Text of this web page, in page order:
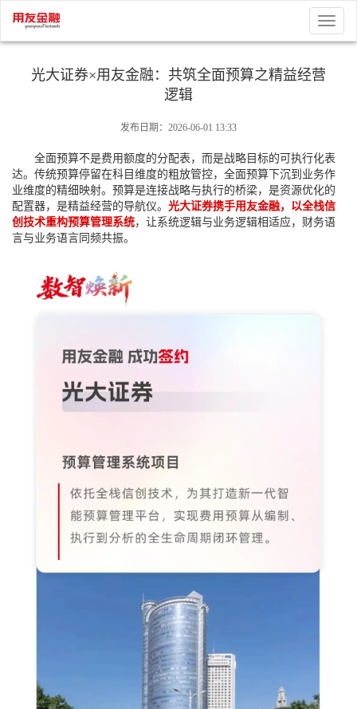
Toggle
光大证券×用友金融：共筑全面预算之精益经营
逻辑
发布日期：2026-06-01 13:33
全面预算不是费用额度的分配表，而是战略目标的可执行化表
达。传统预算停留在科目维度的粗放管控，全面预算下沉到业务作
业维度的精细映射。预算是连接战略与执行的桥梁，是资源优化的
配置器，是精益经营的导航仪。 光大证券携手用友金融，以全栈信
创技术重构预算管理系统，让系统逻辑与业务逻辑相适应，财务语
言与业务语言同频共振。